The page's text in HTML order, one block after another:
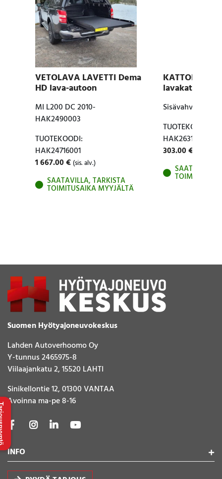
VETOLAVA LAVETTI Dema
HD lava-autoon
MI L200 DC 2010-
HAK2490003
TUOTEKOODI:
HAK24716001
1 667.00€ (sis. alv.)
SAATAVILLA, TARKISTA
TOIMITUSAIKA MYYJÄLTÄ
Sisävahvikkeilla
TUOTEKOODI:
HAK2631002
303.00€
SAATAVILLA,
Suomen Hyötyajoneuvokeskus
Lahden Autoverhoomo Oy
Y-tunnus 2465975-8
Viilaajankatu 2, 15520 LAHTI
Sinikellontie 12, 01300 VANTAA
Avoinna ma-pe 8-16
INFO